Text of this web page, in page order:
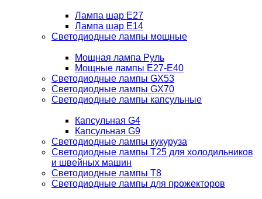
Лампа шар E27
Лампа шар Е14
Светодиодные лампы мощные
Мощная лампа Руль
Мощные лампы E27-E40
Светодиодные лампы GX53
Светодиодные лампы GX70
Светодиодные лампы капсульные
Капсульная G4
Капсульная G9
Светодиодные лампы кукуруза
Светодиодные лампы T25 для холодильников
и швейных машин
Светодиодные лампы T8
Светодиодные лампы для прожекторов